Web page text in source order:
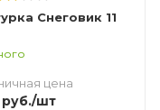
Снеговик 11
цена
/шт